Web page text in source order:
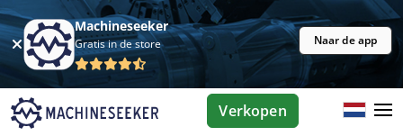
Machineseeker
Gratis in de store Naar de app
Verkopen